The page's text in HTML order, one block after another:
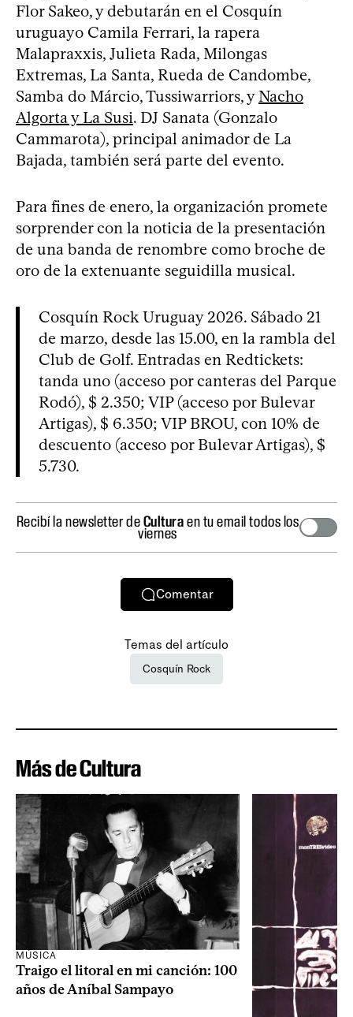
Flor Sakeo, y debutarán en el Cosquín
uruguayo Camila Ferrari, la rapera
Malapraxxis, Julieta Rada, Milongas
Extremas, La Santa, Rueda de Candombe,
Samba do Márcio, Tussiwarriors, yNacho
Algorta y La Susi. DJ Sanata (Gonzalo
Cammarota), principal animador de La
Bajada, también será parte del evento.
Para fines de enero, la organización promete
sorprender con la noticia de la presentación
de una banda de renombre como broche de
oro de la extenuante seguidilla musical.
Cosquín Rock Uruguay 2026. Sábado 21
de marzo, desde las 15.00, en la rambla del
Club de Golf. Entradas en Redtickets:
tanda uno (acceso por canteras del Parque
Rodó), $ 2.350; VIP (acceso por Bulevar
Artigas), $ 6.350; VIP BROU, con 10% de
descuento (acceso por Bulevar Artigas), $
5.730.
Recibí la newsletter deCulturaen tu email todos los
viernes
Comentar
Temas del artículo
Cosquín Rock
Más de Cultura
MÚSICA
Traigo el litoral en mi canción: 100
años de Aníbal Sampayo